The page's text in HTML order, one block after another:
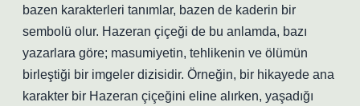
bazen karakterleri tanımlar, bazen de kaderin bir
sembolü olur. Hazeran çiçeği de bu anlamda, bazı
yazarlara göre; masumiyetin, tehlikenin ve ölümün
birleştiği bir imgeler dizisidir. Örneğin, bir hikayede ana
karakter bir Hazeran çiçeğini eline alırken, yaşadığı